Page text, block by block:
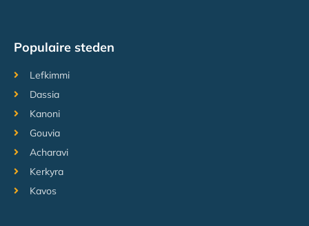
Populaire steden
Lefkimmi
Dassia
Kanoni
Gouvia
Acharavi
Kerkyra
Kavos